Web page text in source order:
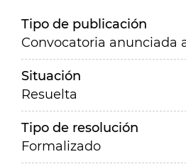
Tipo de publicación
Convocatoria anunciada
Situación
Resuelta
Tipo de resolución
Formalizado